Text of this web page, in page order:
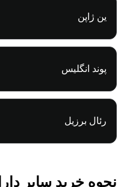
ین ژاپن
پوند انگلیس
رئال برزیل
نحوه خرید سایر